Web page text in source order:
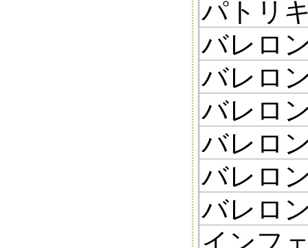
パトリ
バレロ
バレロ
バレロ
バレロ
バレロ
バレロ